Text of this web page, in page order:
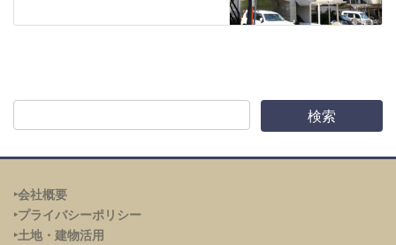
‣会社概要
‣プライバシーポリシー
‣土地・建物活用